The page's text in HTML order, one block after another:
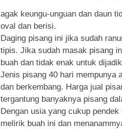
agak keungu-unguan dan daun
oval dan berisi.
Daging pisang ini jika sudah
tipis. Jika sudah masak pisang
buah dan tidak enak untuk
Jenis pisang 40 hari mempunya
dan berkembang. Harga jual
tergantung banyaknya pisang
Dengan usia yang cukup
melirik buah ini dan